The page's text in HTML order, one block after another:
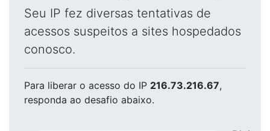
Seu IP fez diversas tentativas de
acessos suspeitos a sites hospedados
conosco.
Para liberar o acesso do IP 216.73.216.67,
responda ao desafio abaixo.